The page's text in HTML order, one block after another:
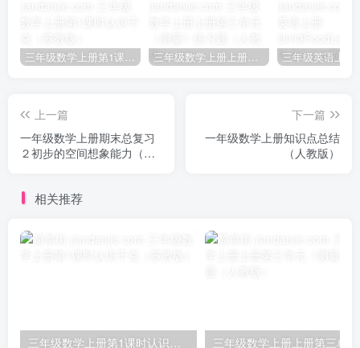
上一篇
一年级数学上册期末总复习
２初步的空间想象能力（人
下一篇
一年级数学上册知识点总结
（人教版）
相关推荐